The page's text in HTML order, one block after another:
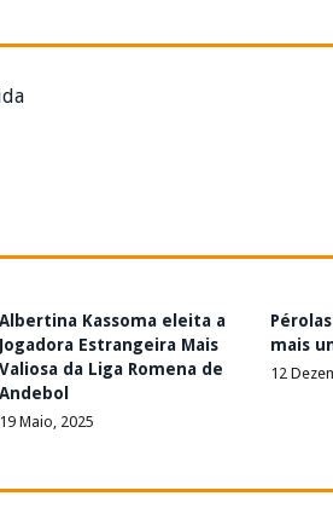
Albertina Kassoma eleita a
Jogadora Estrangeira Mais
Valiosa da Liga Romena de
Andebol
19 Maio, 2025
mais
12